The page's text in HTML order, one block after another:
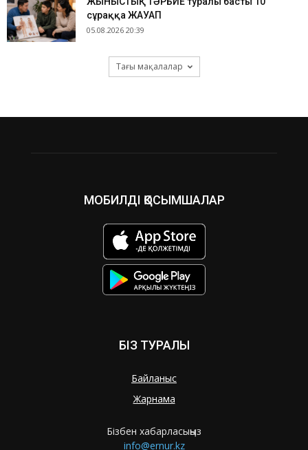
сұраққа ЖАУАП
05.08.2026 20:39
Тағы мақалалар
МОБИЛДІ ҚОСЫМШАЛАР
БІЗ ТУРАЛЫ
Байланыс
Жарнама
Бізбен хабарласыңыз
info@ernur.kz